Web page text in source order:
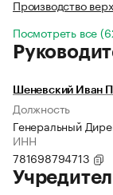
Производство
Посмотреть все
Шеневский Иван
Должность
Генеральный
ИНН
781698794713